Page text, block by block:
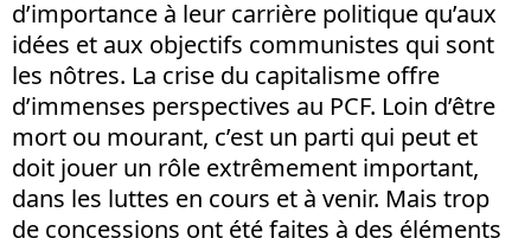
d’importance à leur carrière politique qu’aux
idées et aux objectifs communistes qui sont
les nôtres. La crise du capitalisme offre
d’immenses perspectives au PCF. Loin d’être
mort ou mourant, c’est un parti qui peut et
doit jouer un rôle extrêmement important,
dans les luttes en cours et à venir. Mais trop
de concessions ont été faites à des éléments